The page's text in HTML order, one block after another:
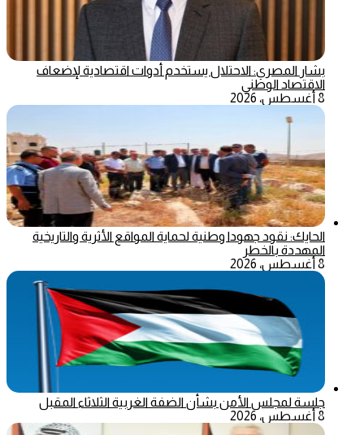
بشار المصري: الاحتلال يستخدم أدوات اقتصادية لإضعاف
الاقتصاد الوطني
8 أغسطس، 2026
الحايك: نقود جهودا وطنية لحماية المواقع الأثرية والتاريخية
المهددة بالخطر
8 أغسطس، 2026
جلسة لمجلس الأمن بشأن الضفة الغربية الثلاثاء المقبل
8 أغسطس، 2026